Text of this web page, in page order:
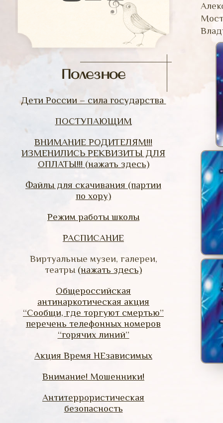
Полезное
Дети России – сила государства
ПОСТУПАЮЩИМ
ВНИМАНИЕ РОДИТЕЛЯМ!!!
ИЗМЕНИЛИСЬ РЕКВИЗИТЫ ДЛЯ
ОПЛАТЫ!!! (нажать здесь)
Файлы для скачивания (партии
по хору)
Режим работы школы
РАСПИСАНИЕ
Виртуальные музеи, галереи,
театры (нажать здесь)
Общероссийская
антинаркотическая акция
“Сообщи, где торгуют смертью”
перечень телефонных номеров
“горячих линий”
Акция Время НЕзависимых
Внимание! Мошенники!
Антитеррористическая
безопасность